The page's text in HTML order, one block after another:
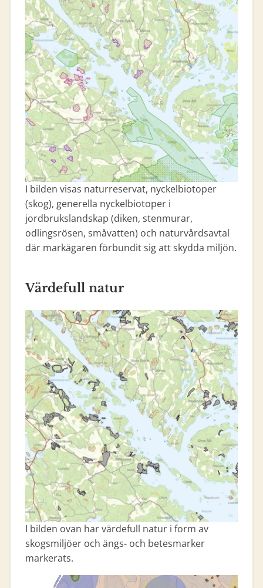
I bilden visas naturreservat, nyckelbiotoper
(skog), generella nyckelbiotoper i
jordbrukslandskap (diken, stenmurar,
odlingsrösen, småvatten) och naturvårdsavtal
där markägaren förbundit sig att skydda miljön.
Värdefull natur
I bilden ovan har värdefull natur i form av
skogsmiljöer och ängs- och betesmarker
markerats.